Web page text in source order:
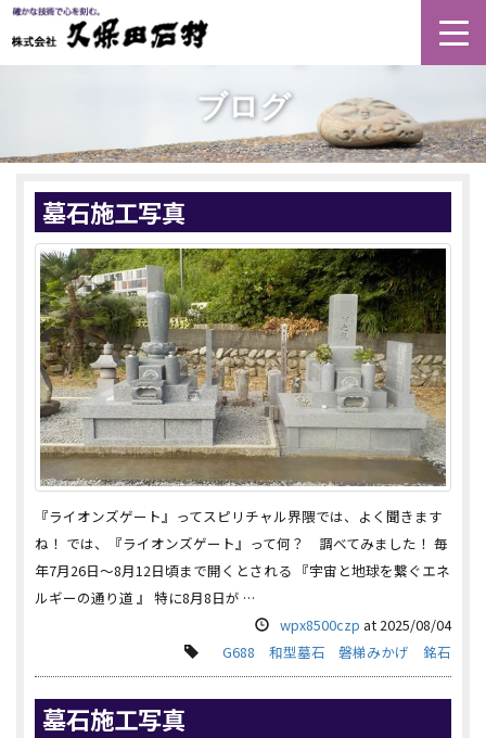
ブログ
墓石施工写真
『ライオンズゲート』ってスピリチャル界隈では、よく聞きます
ね！ では、『ライオンズゲート』って何？ 調べてみました！ 毎
年7月26日～8月12日頃まで開くとされる 『宇宙と地球を繋ぐエネ
ルギーの通り道 』 特に8月8日が …
wpx8500czp at 2025/08/04
G688
和型墓石 磐梯みかげ 銘石
墓石施工写真